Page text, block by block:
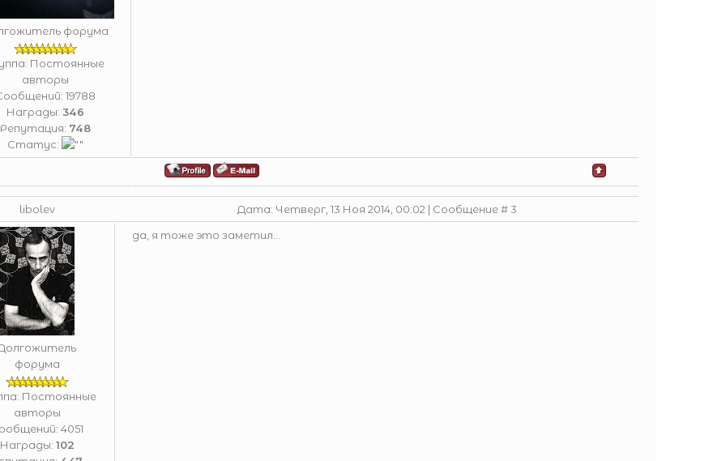
форума
Постоянные
авторы
19788
Награды: 346
Репутация: 748
Статус:
libolev Дата: Четверг, 13 Ноя 2014, 00:02 | Сообщение #3
форума
Постоянные
авторы
4051
Награды: 102
да, я тоже это заметил...